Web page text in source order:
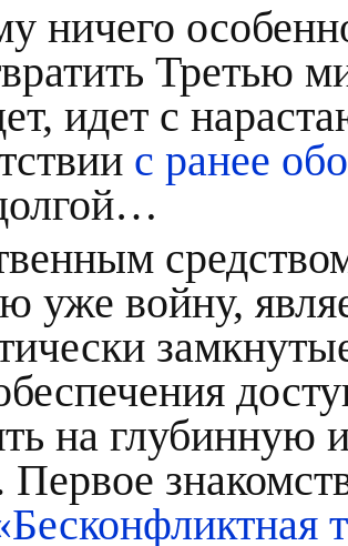
ничего
Третью
идет с
с ранее
уже войну,
на глубинную